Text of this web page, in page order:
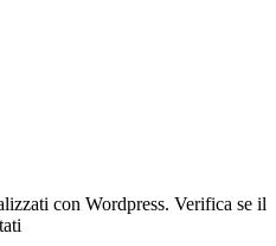
con Wordpress. Verifica se il